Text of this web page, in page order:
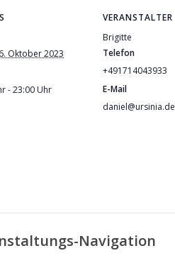
Oktober 2023
- 23:00 Uhr
VERANSTALTER
Brigitte
Telefon
+491714043933
E-Mail
daniel@ursinia.de
Navigation